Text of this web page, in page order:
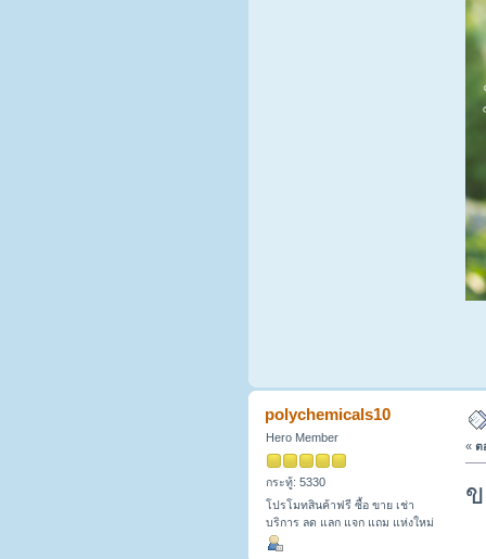
polychemicals10
Hero Member
กระทู้: 5330
โปรโมทสินค้าฟรี ซื้อ ขาย เช่า
บริการ ลด แลก แจก แถม แห่งใหม่
« ต